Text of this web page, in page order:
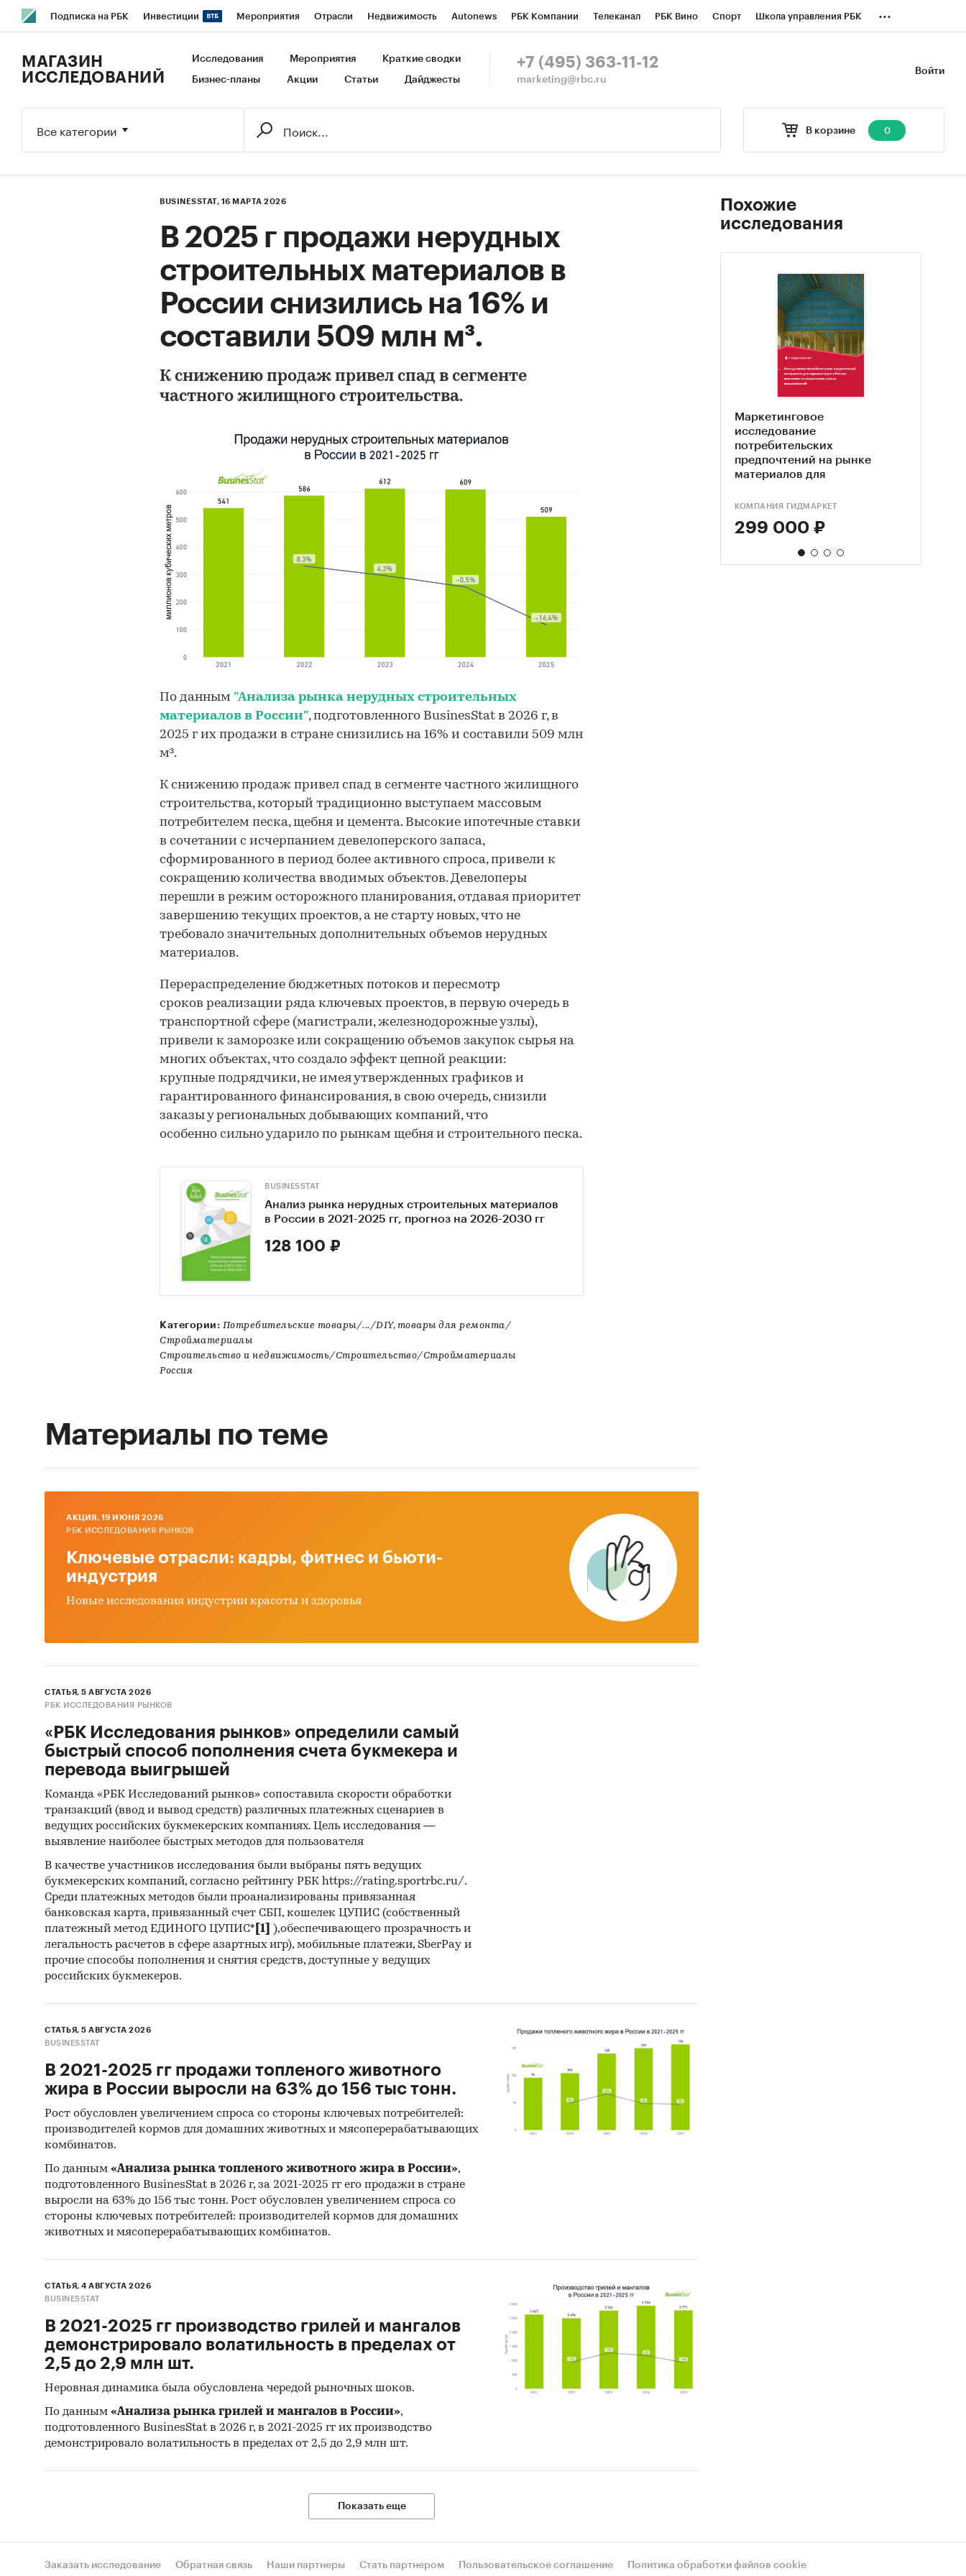
Подписка на РБК Инвестиции Мероприятия Отрасли Недвижимость Autonews РБК Компании Телеканал РБК Вино Спорт Школа управления РБК
Исследования Кредитные рейтинги Франшизы Газета Спецпроекты СПб Конференции СПб Спецпроекты
...
Войти
МАГАЗИН
ИССЛЕДОВАНИЙ
Исследования Мероприятия Краткие сводки
Бизнес-планы Акции Статьи Дайджесты
+7 (495) 363-11-12
marketing@rbc.ru
В корзине 0
Все категории
BUSINESSTAT, 16 МАРТА 2026
В 2025 г продажи нерудных
строительных материалов в
России снизились на 16% и
составили 509 млн м³.
К снижению продаж привел спад в сегменте
частного жилищного строительства.
По данным "Анализа рынка нерудных строительных
материалов в России", подготовленного BusinesStat в 2026 г, в
2025 г их продажи в стране снизились на 16% и составили 509 млн
м³.
К снижению продаж привел спад в сегменте частного жилищного
строительства, который традиционно выступаем массовым
потребителем песка, щебня и цемента. Высокие ипотечные ставки
в сочетании с исчерпанием девелоперского запаса,
сформированного в период более активного спроса, привели к
сокращению количества вводимых объектов. Девелоперы
перешли в режим осторожного планирования, отдавая приоритет
завершению текущих проектов, а не старту новых, что не
требовало значительных дополнительных объемов нерудных
материалов.
Перераспределение бюджетных потоков и пересмотр
сроков реализации ряда ключевых проектов, в первую очередь в
транспортной сфере (магистрали, железнодорожные узлы),
привели к заморозке или сокращению объемов закупок сырья на
многих объектах, что создало эффект цепной реакции:
крупные подрядчики, не имея утвержденных графиков и
гарантированного финансирования, в свою очередь, снизили
заказы у региональных добывающих компаний, что
особенно сильно ударило по рынкам щебня и строительного песка.
BUSINESSTAT
Анализ рынка нерудных строительных материалов
в России в 2021-2025 гг, прогноз на 2026-2030 гг
128 100 ₽
Категории: Потребительские товары/.../DIY, товары для ремонта/
Стройматериалы
Строительство и недвижимость/Строительство/Стройматериалы
Россия
Похожие
исследования
Маркетинговое
исследование
потребительских
предпочтений на рынке
материалов для
КОМПАНИЯ ГИДМАРКЕТ
299 000 ₽
Материалы по теме
AКЦИЯ, 19 ИЮНЯ 2026
РБК ИССЛЕДОВАНИЯ РЫНКОВ
Ключевые отрасли: кадры, фитнес и бьюти-
индустрия
Новые исследования индустрии красоты и здоровья
СТАТЬЯ, 5 АВГУСТА 2026
РБК ИССЛЕДОВАНИЯ РЫНКОВ
«РБК Исследования рынков» определили самый
быстрый способ пополнения счета букмекера и
перевода выигрышей
Команда «РБК Исследований рынков» сопоставила скорости обработки
транзакций (ввод и вывод средств) различных платежных сценариев в
ведущих российских букмекерских компаниях. Цель исследования —
выявление наиболее быстрых методов для пользователя
В качестве участников исследования были выбраны пять ведущих
букмекерских компаний, согласно рейтингу РБК https://rating.sportrbc.ru/.
Среди платежных методов были проанализированы привязанная
банковская карта, привязанный счет СБП, кошелек ЦУПИС (собственный
платежный метод ЕДИНОГО ЦУПИС* [1]
),обеспечивающего прозрачность и
легальность расчетов в сфере азартных игр), мобильные платежи, SberPay и
прочие способы пополнения и снятия средств, доступные у ведущих
российских букмекеров.
СТАТЬЯ, 5 АВГУСТА 2026
BUSINESSTAT
В 2021-2025 гг продажи топленого животного
жира в России выросли на 63% до 156 тыс тонн.
Рост обусловлен увеличением спроса со стороны ключевых потребителей:
производителей кормов для домашних животных и мясоперерабатывающих
комбинатов.
По данным «Анализа рынка топленого животного жира в России»,
подготовленного BusinesStat в 2026 г, за 2021-2025 гг его продажи в стране
выросли на 63% до 156 тыс тонн. Рост обусловлен увеличением спроса со
стороны ключевых потребителей: производителей кормов для домашних
животных и мясоперерабатывающих комбинатов.
СТАТЬЯ, 4 АВГУСТА 2026
BUSINESSTAT
В 2021-2025 гг производство грилей и мангалов
демонстрировало волатильность в пределах от
2,5 до 2,9 млн шт.
Неровная динамика была обусловлена чередой рыночных шоков.
По данным «Анализа рынка грилей и мангалов в России»,
подготовленного BusinesStat в 2026 г, в 2021-2025 гг их производство
демонстрировало волатильность в пределах от 2,5 до 2,9 млн шт.
Показать еще
Заказать исследование Обратная связь Наши партнеры Стать партнером Пользовательское соглашение Политика обработки файлов cookie